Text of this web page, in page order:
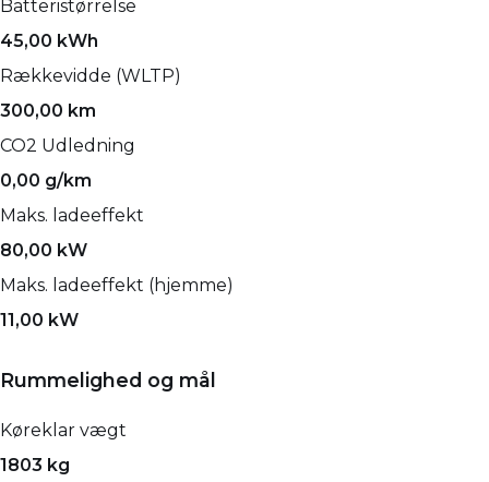
Batteristørrelse
45,00 kWh
Rækkevidde (WLTP)
300,00 km
CO2 Udledning
0,00 g/km
Maks. ladeeffekt
80,00 kW
Maks. ladeeffekt (hjemme)
11,00 kW
Rummelighed og mål
Køreklar vægt
1803 kg